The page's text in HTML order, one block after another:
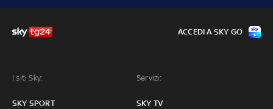
I siti Sky:
SKY SPORT
Servizi:
SKY TV
ACCEDI A SKY GO